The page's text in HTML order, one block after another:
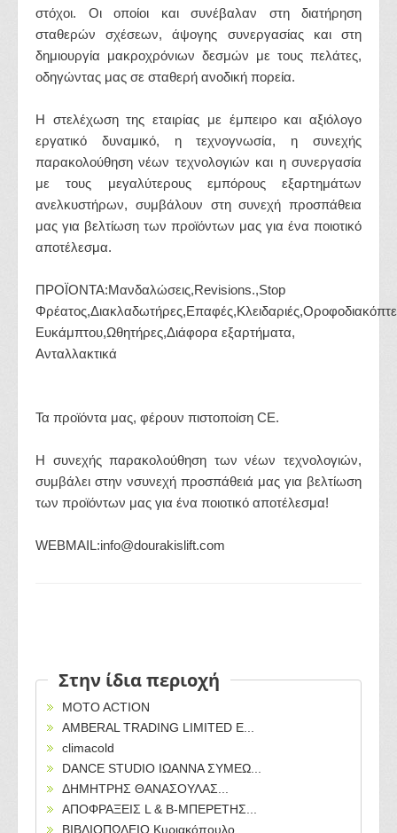
στόχοι. Οι οποίοι και συνέβαλαν στη διατήρηση
σταθερών σχέσεων, άψογης συνεργασίας και στη
δημιουργία μακροχρόνιων δεσμών με τους πελάτες,
οδηγώντας μας σε σταθερή ανοδική πορεία.
Η στελέχωση της εταιρίας με έμπειρο και αξιόλογο
εργατικό δυναμικό, η τεχνογνωσία, η συνεχής
παρακολούθηση νέων τεχνολογιών και η συνεργασία
με τους μεγαλύτερους εμπόρους εξαρτημάτων
ανελκυστήρων, συμβάλουν στη συνεχή προσπάθεια
μας για βελτίωση των προϊόντων μας για ένα ποιοτικό
αποτέλεσμα.
ΠΡΟΪΟΝΤΑ:Μανδαλώσεις,Revisions.,Stop
Ευκάμπτου,Ωθητήρες,Διάφορα εξαρτήματα,
Ανταλλακτικά
Τα προϊόντα μας, φέρουν πιστοποίση CE.
Η συνεχής παρακολούθηση των νέων τεχνολογιών,
συμβάλει στην νσυνεχή προσπάθειά μας για βελτίωση
των προϊόντων μας για ένα ποιοτικό αποτέλεσμα!
WEBMAIL:info@dourakislift.com
Στην ίδια περιοχή
MOTO ACTION
AMBERAL TRADING LIMITED Ε...
climacold
DANCE STUDIO ΙΩΑΝΝΑ ΣΥΜΕΩ...
ΔΗΜΗΤΡΗΣ ΘΑΝΑΣΟΥΛΑΣ...
ΑΠΟΦΡΑΞΕΙΣ L & B-ΜΠΕΡΕΤΗΣ...
ΒΙΒΛΙΟΠΩΛΕΙΟ Κυριακόπουλο...